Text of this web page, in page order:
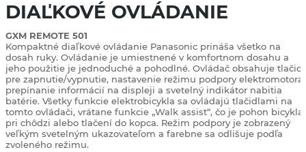
DIAĽKOVÉ OVLÁDANIE
GXM REMOTE 501
Kompaktné diaľkové ovládanie Panasonic prináša všetko na
dosah ruky. Ovládanie je umiestnené v komfortnom dosahu a
jeho použitie je jednoduché a pohodlné. Ovládač obsahuje
pre zapnutie/vypnutie, nastavenie režimu podpory elektromotora,
prepínanie informácií na displeji a svetelný indikátor nabitia
batérie. Všetky funkcie elektrobicykla sa ovládajú tlačidlami na
tomto ovládači, vrátane funkcie „Walk assist“, čo je pohon bicykla
pri chôdzi alebo tlačení do kopca. Režim podpory je zobrazený
veľkým svetelným ukazovateľom a farebne sa odlišuje podľa
zvoleného režimu.